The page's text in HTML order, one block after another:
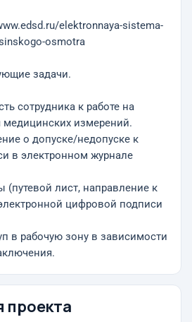
elektronnaya-sistema-
osmotra
задачи.
сотрудника к работе на
измерений.
о допуске/недопуске к
в электронном журнале
(путевой лист, направление к
цифровой подписи
в рабочую зону в зависимости
проекта